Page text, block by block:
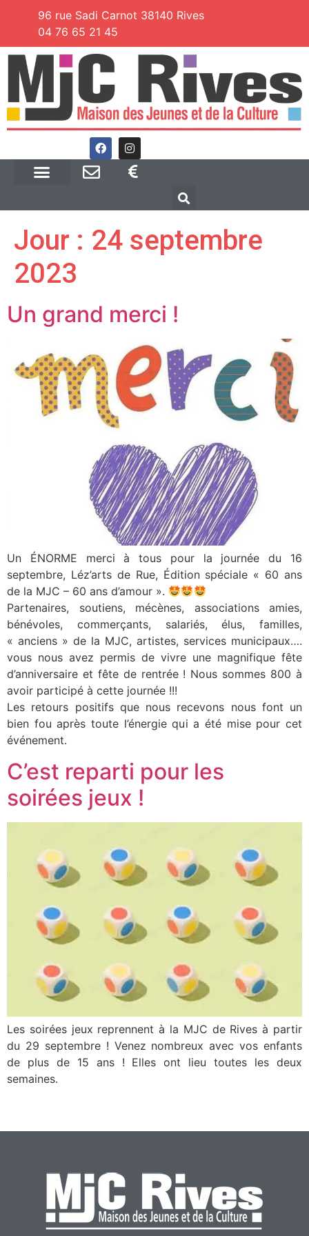
96 rue Sadi Carnot 38140 Rives
04 76 65 21 45
Jour : 24 septembre
2023
Un grand merci !
Un ÉNORME merci à tous pour la journée du 16
septembre, Léz’arts de Rue, Édition spéciale « 60 ans
de la MJC – 60 ans d’amour ».
Partenaires, soutiens, mécènes, associations amies,
bénévoles, commerçants, salariés, élus, familles,
« anciens » de la MJC, artistes, services municipaux….
vous nous avez permis de vivre une magnifique fête
d’anniversaire et fête de rentrée ! Nous sommes 800 à
avoir participé à cette journée !!!
Les retours positifs que nous recevons nous font un
bien fou après toute l’énergie qui a été mise pour cet
événement.
C’est reparti pour les
soirées jeux !
Les soirées jeux reprennent à la MJC de Rives à partir
du 29 septembre ! Venez nombreux avec vos enfants
de plus de 15 ans ! Elles ont lieu toutes les deux
semaines.